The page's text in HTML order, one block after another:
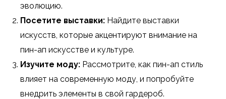
эволюцию.
Посетите выставки: Найдите выставки
искусств, которые акцентируют внимание на
пин-ап искусстве и культуре.
Изучите моду: Рассмотрите, как пин-ап стиль
влияет на современную моду, и попробуйте
внедрить элементы в свой гардероб.